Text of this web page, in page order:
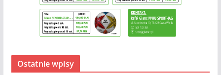
Ostatnie wpisy